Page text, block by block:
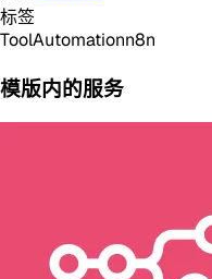
标签
ToolAutomationn8n
模版内的服务